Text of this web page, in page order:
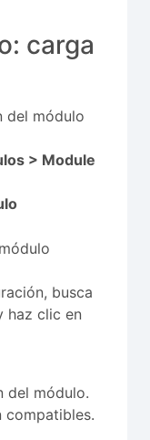
carga
del módulo
> Module
busca
haz clic en
del módulo.
compatibles.